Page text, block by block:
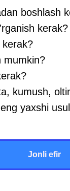
boshlash
kerak?
kerak?
mumkin?
kumush,
yaxshi
Jonli efir